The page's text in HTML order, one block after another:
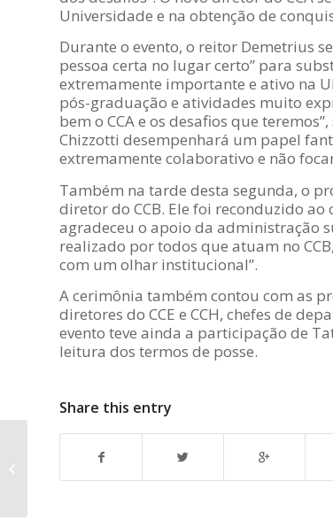
Universidade e na obtenção de
Durante o evento, o reitor Demetrius
pessoa certa no lugar certo” para
extremamente importante e ativo na
pós-graduação e atividades muito
bem o CCA e os desafios que
Chizzotti desempenhará um papel
extremamente colaborativo e não
Também na tarde desta segunda, o
diretor do CCB. Ele foi reconduzido
agradeceu o apoio da administração
realizado por todos que atuam no
com um olhar institucional”.
A cerimônia também contou com as
diretores do CCE e CCH, chefes de
evento teve ainda a participação de
leitura dos termos de posse.
Share this entry
Inscrições abertas para a seleção
de Monitor Nível II – Demandas...